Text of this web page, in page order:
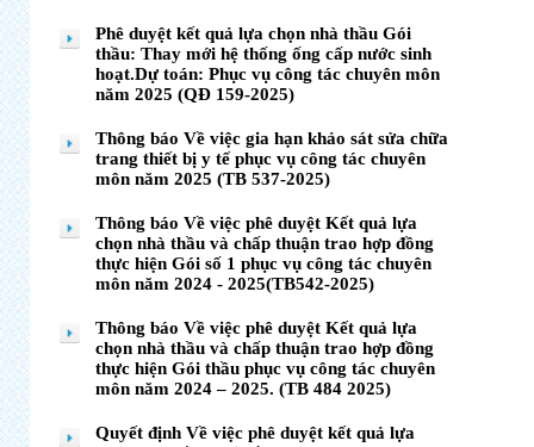
Phê duyệt kết quả lựa chọn nhà thầu Gói
thầu: Thay mới hệ thống ống cấp nước sinh
hoạt.Dự toán: Phục vụ công tác chuyên môn
năm 2025 (QĐ 159-2025)
Thông báo Về việc gia hạn khảo sát sửa chữa
trang thiết bị y tế phục vụ công tác chuyên
môn năm 2025 (TB 537-2025)
Thông báo Về việc phê duyệt Kết quả lựa
chọn nhà thầu và chấp thuận trao hợp đồng
thực hiện Gói số 1 phục vụ công tác chuyên
môn năm 2024 - 2025(TB542-2025)
Thông báo Về việc phê duyệt Kết quả lựa
chọn nhà thầu và chấp thuận trao hợp đồng
thực hiện Gói thầu phục vụ công tác chuyên
môn năm 2024 – 2025. (TB 484 2025)
Quyết định Về việc phê duyệt kết quả lựa